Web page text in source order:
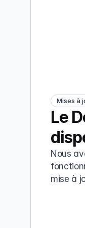
Mises à
Le
Nous
mise à